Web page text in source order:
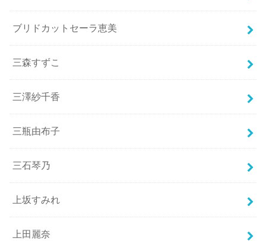
ブリドカットセーラ恵美
三森すずこ
三澤紗千香
三瓶由布子
三石琴乃
上坂すみれ
上田麗奈